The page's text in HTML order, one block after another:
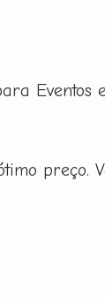
Eventos
preço.